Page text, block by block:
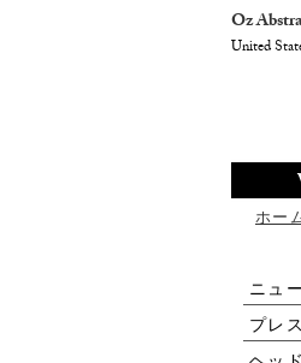
ホー
ニュ
プレス
Oz
United